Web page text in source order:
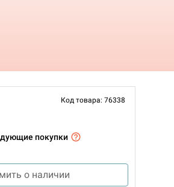
Код товара: 76338
покупки
о наличии